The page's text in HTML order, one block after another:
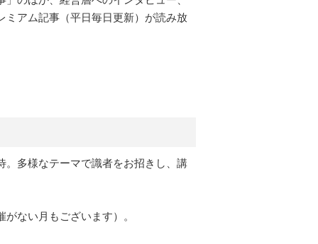
ミアム記事（平日毎日更新）が読み放
。多様なテーマで識者をお招きし、講
ない月もございます）。